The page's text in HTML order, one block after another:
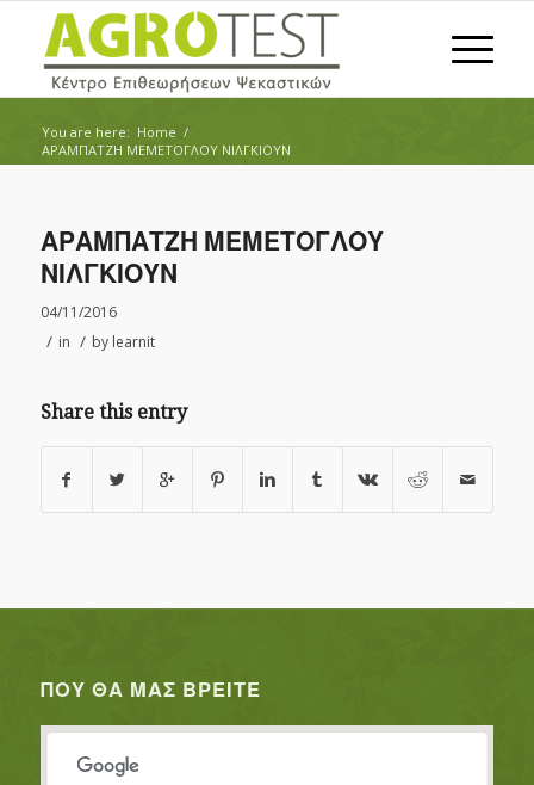
You are here: Home /
ΑΡΑΜΠΑΤΖΗ ΜΕΜΕΤΟΓΛΟΥ ΝΙΛΓΚΙΟΥΝ
ΑΡΑΜΠΑΤΖΗ ΜΕΜΕΤΟΓΛΟΥ
ΝΙΛΓΚΙΟΥΝ
04/11/2016
/ in / by learnit
Share this entry
ΠΟΥ ΘΑ ΜΑΣ ΒΡΕΊΤΕ